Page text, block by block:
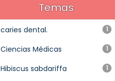
Temas
1
caries dental.
1
Ciencias Médicas
1
Hibiscus sabdariffa